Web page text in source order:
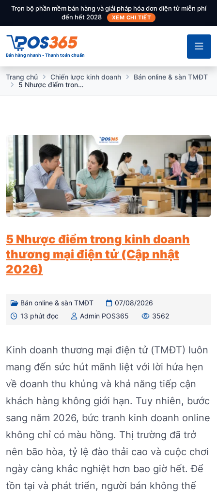
Trọn bộ phần mềm bán hàng và giải pháp hóa đơn điện tử miễn phí
đến hết 2028
XEM CHI TIẾT
Bán hàng nhanh - Thanh toán chuẩn
Trang chủ Chiến lược kinh doanh
Bán online & sàn TMĐT
5 Nhược điểm trong kinh doanh thương mại điện tử (Cập nhật 2026)
5 Nhược điểm trong kinh doanh
thương mại điện tử (Cập nhật
2026)
Bán online & sàn TMĐT
07/08/2026
13 phút đọc
Admin POS365 3562
Kinh doanh thương mại điện tử (TMĐT) luôn
mang đến sức hút mãnh liệt với lời hứa hẹn
về doanh thu khủng và khả năng tiếp cận
khách hàng không giới hạn. Tuy nhiên, bước
sang năm 2026, bức tranh kinh doanh online
không chỉ có màu hồng. Thị trường đã trở
nên bão hòa, tỷ lệ đào thải cao và cuộc chơi
ngày càng khắc nghiệt hơn bao giờ hết. Để
tồn tại và phát triển, người bán không thể